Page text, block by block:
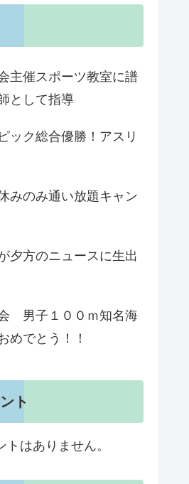
主催スポーツ教室に譜
として指導
ック総合優勝！アスリ
みのみ通い放題キャン
夕方のニュースに生出
男子１００ｍ知名海
でとう！！
ト
はありません。